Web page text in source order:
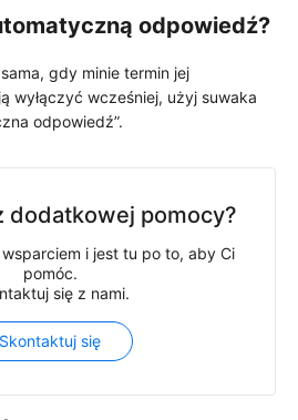
odpowiedź?
gdy minie termin jej
wyłączyć wcześniej, użyj suwaka
odpowiedź”.
dodatkowej pomocy?
wsparciem i jest tu po to, aby Ci
pomóc.
się z nami.
Skontaktuj się